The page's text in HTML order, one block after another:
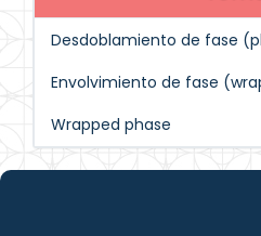
Desdoblamiento de fase
Envolvimiento de fase
Wrapped phase